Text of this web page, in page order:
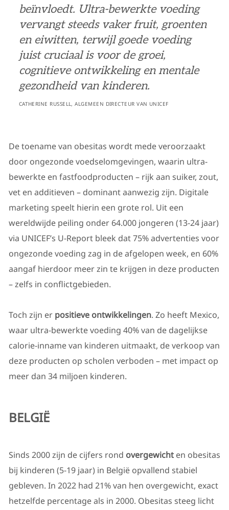
beïnvloedt. Ultra-bewerkte voeding
vervangt steeds vaker fruit, groenten
en eiwitten, terwijl goede voeding
juist cruciaal is voor de groei,
cognitieve ontwikkeling en mentale
gezondheid van kinderen.
CATHERINE RUSSELL, ALGEMEEN DIRECTEUR VAN UNICEF
De toename van obesitas wordt mede veroorzaakt
door ongezonde voedselomgevingen, waarin ultra-
bewerkte en fastfoodproducten – rijk aan suiker, zout,
vet en additieven – dominant aanwezig zijn. Digitale
marketing speelt hierin een grote rol. Uit een
wereldwijde peiling onder 64.000 jongeren (13-24 jaar)
via UNICEF’s U-Report bleek dat 75% advertenties voor
ongezonde voeding zag in de afgelopen week, en 60%
aangaf hierdoor meer zin te krijgen in deze producten
– zelfs in conflictgebieden.
Toch zijn er positieve ontwikkelingen. Zo heeft Mexico,
waar ultra-bewerkte voeding 40% van de dagelijkse
calorie-inname van kinderen uitmaakt, de verkoop van
deze producten op scholen verboden – met impact op
meer dan 34 miljoen kinderen.
BELGIË
Sinds 2000 zijn de cijfers rond overgewicht en obesitas
bij kinderen (5-19 jaar) in België opvallend stabiel
gebleven. In 2022 had 21% van hen overgewicht, exact
hetzelfde percentage als in 2000. Obesitas steeg licht